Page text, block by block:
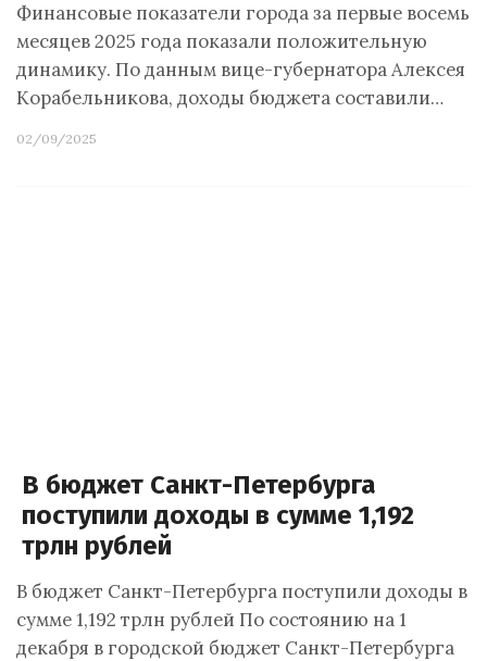
Финансовые показатели города за первые восемь
месяцев 2025 года показали положительную
динамику. По данным вице-губернатора Алексея
Корабельникова, доходы бюджета составили…
02/09/2025
В бюджет Санкт-Петербурга
поступили доходы в сумме 1,192
трлн рублей
В бюджет Санкт-Петербурга поступили доходы в
сумме 1,192 трлн рублей По состоянию на 1
декабря в городской бюджет Санкт-Петербурга